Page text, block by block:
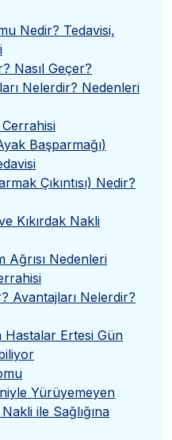
Nedir? Tedavisi,
Nasıl Geçer?
Nelerdir? Nedenleri
Başparmağı)
Çıkıntısı) Nedir?
Kıkırdak Nakli
Ağrısı Nedenleri
Avantajları Nelerdir?
Hastalar Ertesi Gün
Yürüyemeyen
ile Sağlığına